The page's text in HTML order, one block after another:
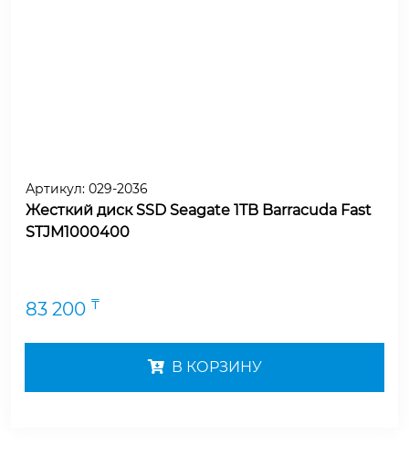
Артикул: 029-2036
Жесткий диск SSD Seagate 1TB Barracuda Fast
STJM1000400
83 200 ₸
В КОРЗИНУ